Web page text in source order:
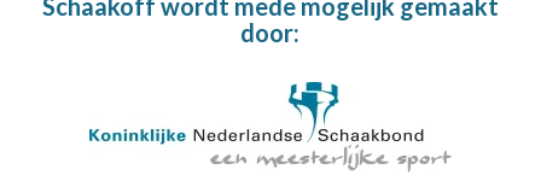
Schaakoff wordt mede mogelijk gemaakt
door: